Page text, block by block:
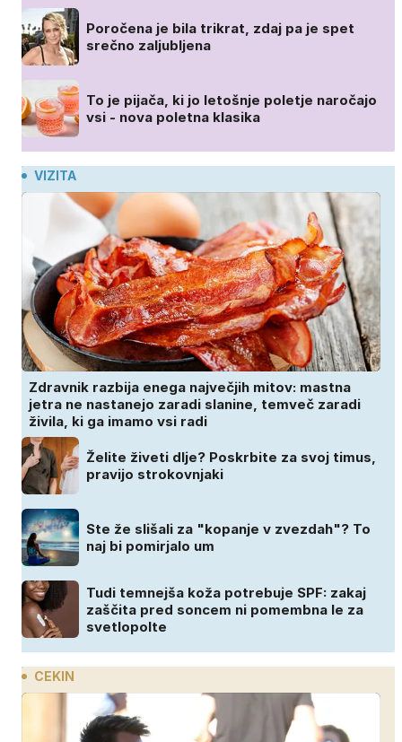
Poročena je bila trikrat, zdaj pa je spet
srečno zaljubljena
To je pijača, ki jo letošnje poletje naročajo
vsi - nova poletna klasika
VIZITA
Zdravnik razbija enega največjih mitov: mastna
jetra ne nastanejo zaradi slanine, temveč zaradi
živila, ki ga imamo vsi radi
Želite živeti dlje? Poskrbite za svoj timus,
pravijo strokovnjaki
Ste že slišali za "kopanje v zvezdah"? To
naj bi pomirjalo um
Tudi temnejša koža potrebuje SPF: zakaj
zaščita pred soncem ni pomembna le za
svetlopolte
CEKIN